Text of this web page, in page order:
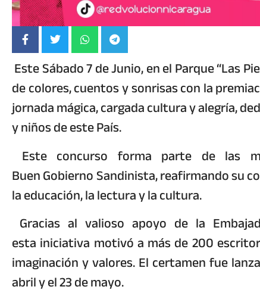
Este Sábado 7 de Junio, en el Parque “Las
de colores, cuentos y sonrisas con la
jornada mágica, cargada cultura y alegría,
y niños de este País.
Este concurso forma parte de las
Buen Gobierno Sandinista, reafirmando su
la educación, la lectura y la cultura.
Gracias al valioso apoyo de la
esta iniciativa motivó a más de 200
imaginación y valores. El certamen fue
abril y el 23 de mayo.